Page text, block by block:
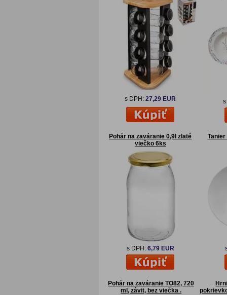
s DPH:27,29 EUR
Pohár na zaváranie 0,9l zlaté
viečko 6ks
s DPH: 6,79 EUR
Pohár na zaváranie TO82, 720
ml, závit, bez viečka .